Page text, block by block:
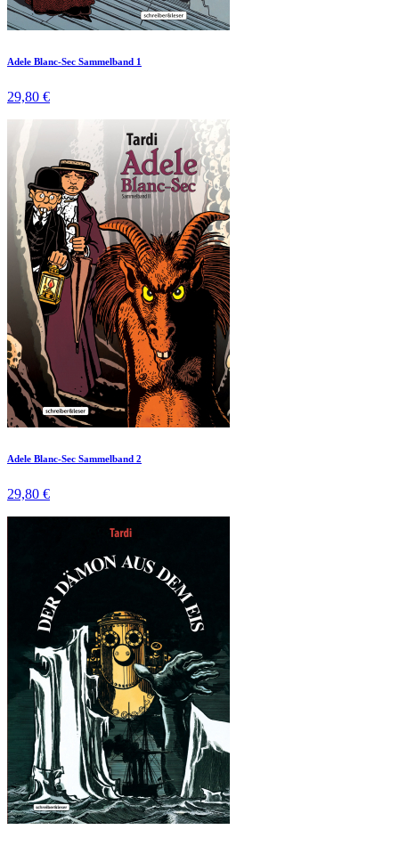
Adele Blanc-Sec Sammelband 1
29,80 €
Adele Blanc-Sec Sammelband 2
29,80 €